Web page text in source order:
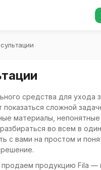
средства для ухода
сложной
материалы, непонятные
во всем в
с вами на простом и
продукцию Fila —